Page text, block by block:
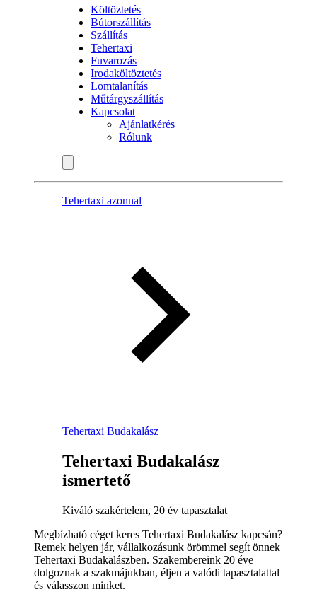
Költöztetés
Bútorszállítás
Szállítás
Tehertaxi
Fuvarozás
Irodaköltöztetés
Lomtalanítás
Műtárgyszállítás
Kapcsolat
Ajánlatkérés
Rólunk
Tehertaxi azonnal
Tehertaxi Budakalász
Tehertaxi Budakalász
ismertető
Kiváló szakértelem, 20 év tapasztalat
Megbízható céget keres Tehertaxi Budakalász kapcsán?
Remek helyen jár, vállalkozásunk örömmel segít önnek
Tehertaxi Budakalászben. Szakembereink 20 éve
dolgoznak a szakmájukban, éljen a valódi tapasztalattal
és válasszon minket.